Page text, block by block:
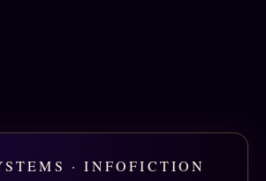
· INFOFICTION